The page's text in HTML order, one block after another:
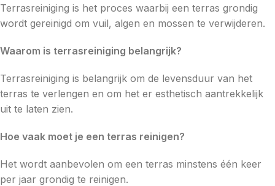
Terrasreiniging is het proces waarbij een terras grondig
wordt gereinigd om vuil, algen en mossen te verwijderen.
Waarom is terrasreiniging belangrijk?
Terrasreiniging is belangrijk om de levensduur van het
terras te verlengen en om het er esthetisch aantrekkelijk
uit te laten zien.
Hoe vaak moet je een terras reinigen?
Het wordt aanbevolen om een terras minstens één keer
per jaar grondig te reinigen.